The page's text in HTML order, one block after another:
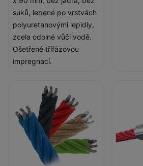
suků, lepené po vrstvách
polyuretanovými lepidly,
zcela odolné vůči vodě.
Ošetřené třífázovou
impregnací.